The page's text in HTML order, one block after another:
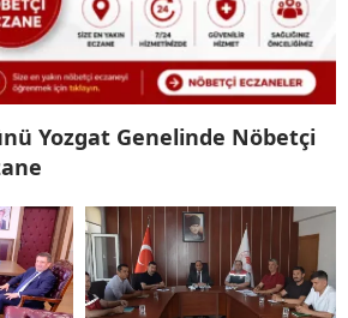
Yozgat Genelinde Nöbetçi